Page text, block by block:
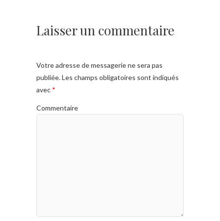
Laisser un commentaire
Votre adresse de messagerie ne sera pas
publiée.Les champs obligatoires sont indiqués
avec *
Commentaire